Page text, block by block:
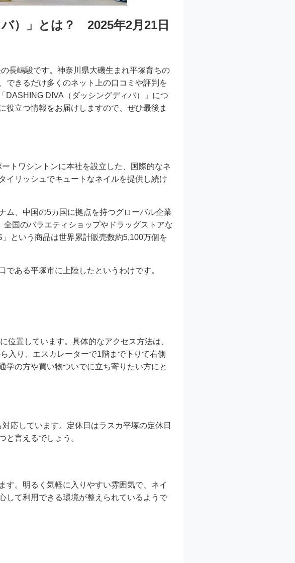
）」とは？ 2025年2月21日
長嶋駿です。神奈川県大磯生まれ平塚育ちの
できるだけ多くのネット上の口コミや評判を
DASHING DIVA（ダッシングディバ）」につ
役立つ情報をお届けしますので、ぜひ最後ま
トワシントンに本社を設立した、国際的なネ
イリッシュでキュートなネイルを提供し続け
ム、中国の5カ国に拠点を持つグローバル企業
国のバラエティショップやドラッグストアな
という商品は世界累計販売数約5,100万個を
ある平塚市に上陸したというわけです。
位置しています。具体的なアクセス方法は、
入り、エスカレーターで1階まで下りて右側
学の方や買い物ついでに立ち寄りたい方にと
応しています。定休日はラスカ平塚の定休日
と言えるでしょう。
す。明るく気軽に入りやすい雰囲気で、ネイ
して利用できる環境が整えられているようで